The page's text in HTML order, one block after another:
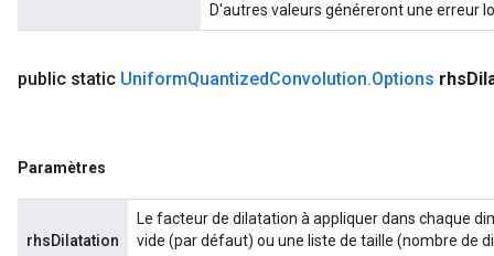
D'autres valeurs généreront une erreur
public static UniformQuantizedConvolution.Options rhs
Paramètres
rhsDilatation
Le facteur de dilatation à appliquer dans chaque
vide (par défaut) ou une liste de taille (nombre de